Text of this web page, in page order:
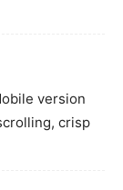
version
crisp